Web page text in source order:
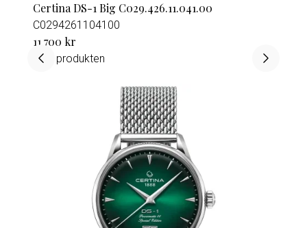
Certina DS-1 Big C029.426.11.041.00
C0294261104100
11 700 kr
Visa produkten